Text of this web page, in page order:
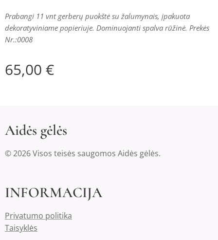
Prabangi 11 vnt gerberų puokštė su žalumynais, įpakuota
dekoratyviniame popieriuje. Dominuojanti spalva rūžinė. Prekės
Nr.:0008
65,00 €
Aidės gėlės
© 2026 Visos teisės saugomos Aidės gėlės.
INFORMACIJA
Privatumo politika
Taisyklės